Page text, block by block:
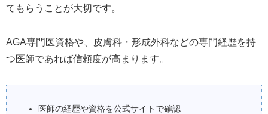
てもらうことが大切です。
AGA専門医資格や、皮膚科・形成外科などの専門経歴を持
つ医師であれば信頼度が高まります。
医師の経歴や資格を公式サイトで確認